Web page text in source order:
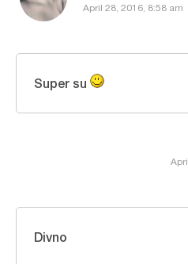
April 28, 2016, 8:58 am
Super su
Divno